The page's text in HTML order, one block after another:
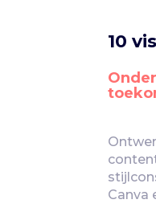
10
Canva